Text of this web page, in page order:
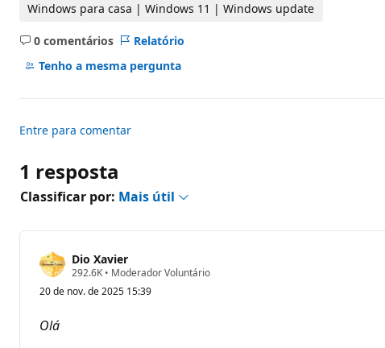
p
a
ã
Windows para casa | Windows 11 | Windows update
0 comentários
Sem
comentários
Relatório
Tenho a mesma pergunta
Entre para comentar
1 resposta
Classificar por: Mais útil
Dio Xavier
292.6K P
n
• Moderador Voluntário
20 de nov. de 2025 15:39
Olá